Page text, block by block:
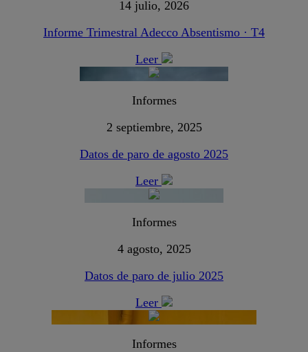
14 julio, 2026
Informe Trimestral Adecco Absentismo · T4
Leer
Informes
2 septiembre, 2025
Datos de paro de agosto 2025
Leer
Informes
4 agosto, 2025
Datos de paro de julio 2025
Leer
Informes